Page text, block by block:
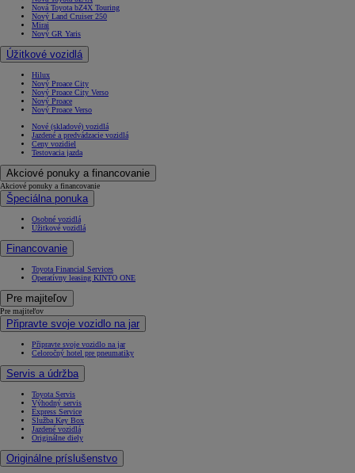
Nová Toyota bZ4X Touring
Nový Land Cruiser 250
Mirai
Nový GR Yaris
Úžitkové vozidlá
Hilux
Nový Proace City
Nový Proace City Verso
Nový Proace
Nový Proace Verso
Nové (skladové) vozidlá
Jazdené a predvádzacie vozidlá
Ceny vozidiel
Testovacia jazda
Akciové ponuky a financovanie
Akciové ponuky a financovanie
Špeciálna ponuka
Osobné vozidlá
Úžitkové vozidlá
Financovanie
Toyota Financial Services
Operatívny leasing KINTO ONE
Pre majiteľov
Pre majiteľov
Připravte svoje vozidlo na jar
Připravte svoje vozidlo na jar
Celoročný hotel pre pneumatiky
Servis a údržba
Toyota Servis
Výhodný servis
Express Service
Služba Key Box
Jazdené vozidlá
Originálne diely
Originálne príslušenstvo